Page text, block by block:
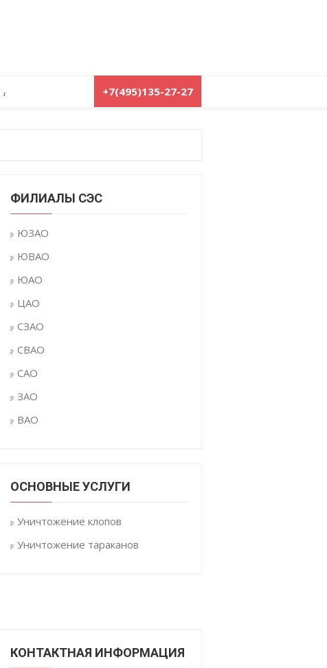
+7(495)135-27-27
ФИЛИАЛЫ СЭС
ЮЗАО
ЮВАО
ЮАО
ЦАО
СЗАО
СВАО
САО
ЗАО
ВАО
ОСНОВНЫЕ УСЛУГИ
Уничтожение клопов
Уничтожение тараканов
КОНТАКТНАЯ ИНФОРМАЦИЯ